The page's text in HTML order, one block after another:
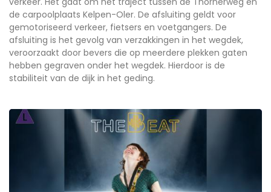
de carpoolplaats Kelpen-Oler. De afsluiting geldt voor
gemotoriseerd verkeer, fietsers en voetgangers. De
afsluiting is het gevolg van verzakkingen in het wegdek,
veroorzaakt door bevers die op meerdere plekken gaten
hebben gegraven onder het wegdek. Hierdoor is de
stabiliteit van de dijk in het geding.